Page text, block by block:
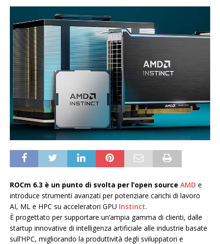
ROCm 6.3 è un punto di svolta per l’open source AMD e
introduce strumenti avanzati per potenziare carichi di lavoro
AI, ML e HPC su acceleratori GPU Instinct.
È progettato per supportare un’ampia gamma di clienti, dalle
startup innovative di intelligenza artificiale alle industrie basate
sull’HPC, migliorando la produttività degli sviluppatori e